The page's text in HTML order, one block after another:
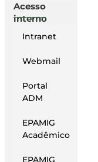
Acesso
interno
Intranet
Webmail
Portal
ADM
EPAMIG
Acadêmico
EPAMIG